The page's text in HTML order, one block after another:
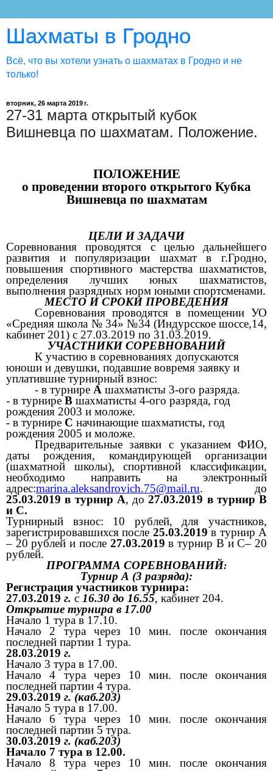
Шахматы в Гродно
Всё, что вы хотели узнать о шахматах в Гродно и не
только!
вторник, 26 марта 2019 г.
27-31 марта открытый кубок
Вишневца по шахматам. Положение.
ПОЛОЖЕНИЕ
о проведении второго открытого Кубка
Вишневца по шахматам
ЦЕЛИ И ЗАДАЧИ
Соревнования проводятся с целью дальнейшего
развития и популяризации шахмат в г.Гродно,
повышения спортивного мастерства шахматистов,
определения лучших юных шахматистов,
выполнения разрядных норм юными спортсменами.
МЕСТО И СРОКИ ПРОВЕДЕНИЯ
Соревнования проводятся в помещении УО
«Средняя школа № 34»№34 (Индурсское шоссе,14,
кабинет 201) с 27.03.2019 по 31.03.2019.
УЧАСТНИКИ СОРЕВНОВАНИЙ
К участию в соревнованиях допускаются
юноши и девушки, подавшие вовремя заявку и
уплатившие турнирный взнос:
- в турнире А шахматисты 3-ого разряда.
- в турниреВ шахматисты 4-ого разряда, год
рождения 2003 и моложе.
- в турнире С начинающие шахматисты, год
рождения 2005 и моложе.
Предварительные заявки с указанием ФИО,
даты рождения, командирующей организации
(шахматной школы), спортивной классификации,
необходимо направить на электронный
адрес:marina.aleksandrovich.75@mail.ru. до
25.03.2019 в турнир А, до27.03.2019 в турнир В
и С.
Турнирный взнос: 10 рублей, для участников,
зарегистрировавшихся после 25.03.2019в турнир А
– 20 рублей и после 27.03.2019в турнир В и С– 20
рублей.
ПРОГРАММА СОРЕВНОВАНИЙ:
Турнир А (3 разряда):
Регистрация участников турнира:
27.03.2019 г. с 16.30 до 16.55, кабинет 204.
Открытие турнира в 17.00
Начало 1 тура в 17.10.
Начало 2 тура через 10 мин. после окончания
последней партии 1 тура.
28.03.2019 г.
Начало 3 тура в 17.00.
Начало 4 тура через 10 мин. после окончания
последней партии 4 тура.
29.03.2019 г. (каб.203)
Начало 5 тура в 17.00.
Начало 6 тура через 10 мин. после окончания
последней партии 5 тура.
30.03.2019 г. (каб.203)
Начало 7 тура в 12.00.
Начало 8 тура через 10 мин. после окончания